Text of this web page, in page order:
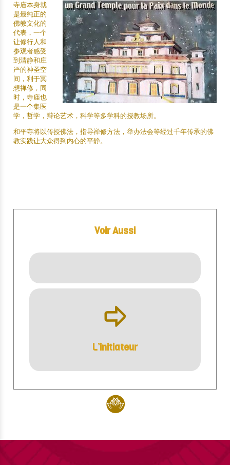
寺庙本身就
是最纯正的
佛教文化的
代表，一个
让修行人和
参观者感受
到清静和庄
严的神圣空
间，利于冥
想禅修，同
时，寺庙也
是一个集医
学，哲学，辩论艺术，科学等多学科的授教场所。
和平寺将以传授佛法，指导禅修方法，举办法会等经过千年传承的佛
教实践让大众得到内心的平静。
Voir Aussi
ÿ
L’initiateur